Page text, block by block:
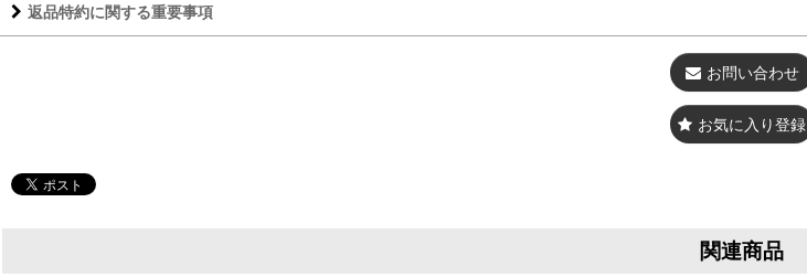
返品特約に関する重要事項
お問い合わせ
お気に入り登録
関連商品